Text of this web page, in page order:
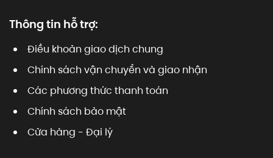
Thông tin hỗ trợ:
Điều khoản giao dịch chung
Chính sách vận chuyển và giao nhận
Các phương thức thanh toán
Chính sách bảo mật
Cửa hàng - Đại lý